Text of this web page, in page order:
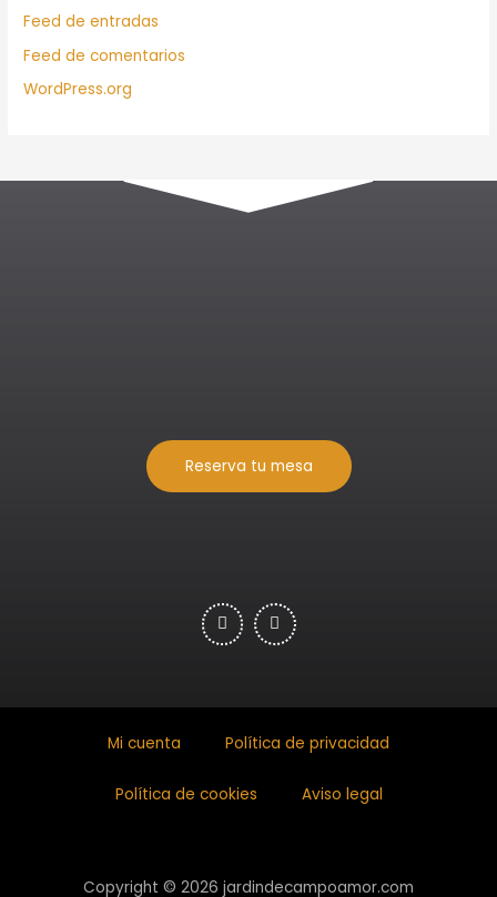
Feed de entradas
Feed de comentarios
WordPress.org
Reserva tu mesa
Mi cuenta Política de privacidad
Política de cookies Aviso legal
Copyright © 2026 jardindecampoamor.com